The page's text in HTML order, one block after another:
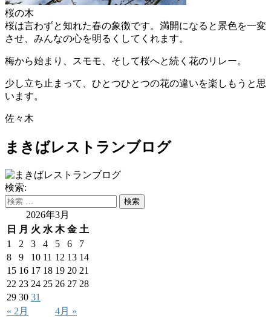
桜の木
桜は言わずと知れた春の象徴です。満開になると景色を一変
させ、みんなの心を明るくしてくれます。
梅から始まり、スモモ、そして桜へと続く花のリレー。
少し立ち止まって、ひとつひとつの花の違いを楽しもうと思
います。
佐々木
まきばレストランブログ
検索:
2026年3月
日
月 火 水 木 金 土
« 2月 4月 »
1 2 3 4 5 6
7
8
9 10 11 12 13 14
15 16 17 18 19 20 21
22 23 24 25 26 27 28
29 30 31